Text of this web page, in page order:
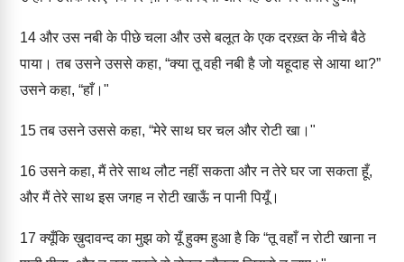
14 और उस नबी के पीछे चला और उसे बलूत के एक दरख़्त के नीचे बैठे
पाया। तब उसने उससे कहा, “क्या तू वही नबी है जो यहूदाह से आया था?”
उसने कहा, “हाँ।"
15तब उसने उससे कहा, “मेरे साथ घर चल और रोटी खा।"
16उसने कहा, मैं तेरे साथ लौट नहीं सकता और न तेरे घर जा सकता हूँ,
और मैं तेरे साथ इस जगह न रोटी खाऊँ न पानी पियूँ।
17 क्यूँकि ख़ुदावन्द का मुझ को यूँ हुक्म हुआ है कि “तू वहाँ न रोटी खाना न